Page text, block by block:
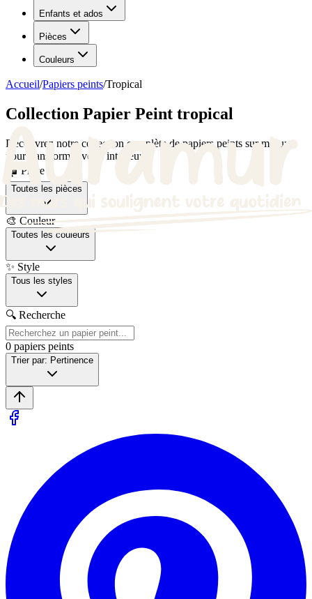
Enfants et ados
Pièces
Couleurs
Accueil/Papiers peints/Tropical
Collection Papier Peint tropical
Découvrez notre collection complète de papiers peints sur mesure
pour transformer votre intérieur.
🏠 Pièce
Toutes les pièces
🎨 Couleur
Toutes les couleurs
✨ Style
Tous les styles
🔍 Recherche
0 papiers peints
Trier par: Pertinence